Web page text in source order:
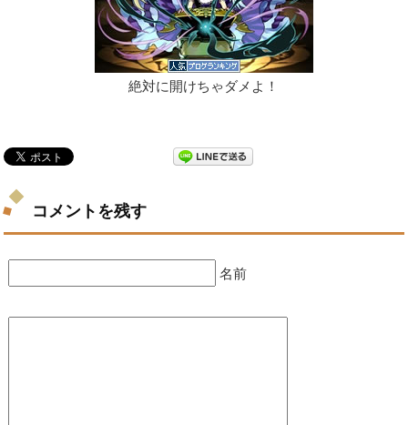
絶対に開けちゃダメよ！
コメントを残す
名前